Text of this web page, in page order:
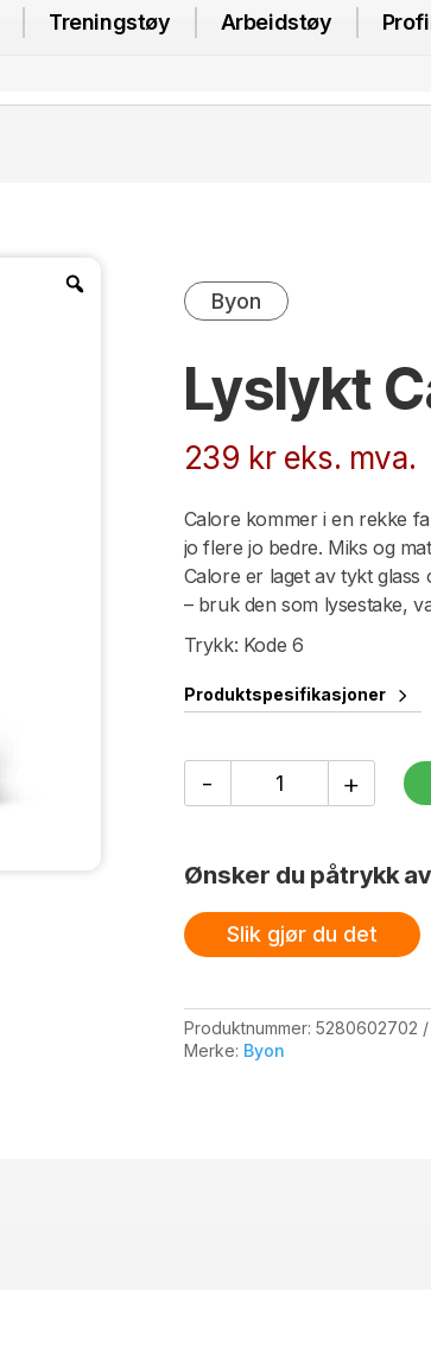
Treningstøy Arbeidstøy
Byon
Lyslykt
239 kr eks. mva.
Calore kommer i en rekke
jo flere jo bedre. Miks og
Calore er laget av tykt
– bruk den som lysestake,
Trykk: Kode 6
Produktspesifikasjoner
-
Calore
+
Ønsker du påtrykk
Slik gjør du det
Produktnummer: 5280602702
Merke: Byon